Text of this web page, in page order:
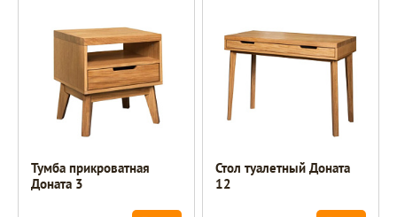
Тумба прикроватная
Доната 3
Стол туалетный Доната
12